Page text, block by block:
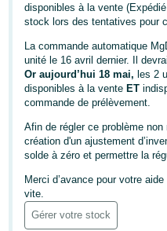
Français
Deutsch
- DE
Français
- FR
Italiano
- IT
日
本
語
disponibles à la vente
stock lors des tentatives pour
La commande automatique
unité le 16 avril dernier. Il
Or aujourd’hui 18 mai, les 2
disponibles à la vente ET
commande de prélèvement.
Afin de régler ce problème
création d'un ajustement
solde à zéro et permettre la
Merci d’avance pour votre
vite.
Gérer votre stock